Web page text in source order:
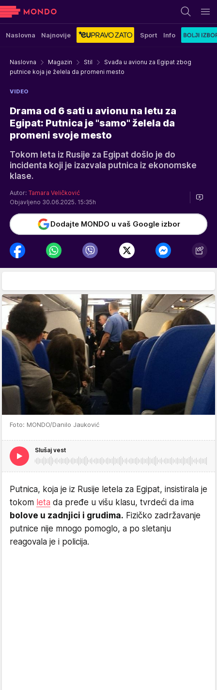
Naslovna Najnovije Sport Info
Naslovna Magazin Stil
Svađa u avionu za Egipat zbog
putnice koja je želela da promeni mesto
VIDEO
Drama od 6 sati u avionu na letu za
Egipat: Putnica je "samo" želela da
promeni svoje mesto
Tokom leta iz Rusije za Egipat došlo je do
incidenta koji je izazvala putnica iz ekonomske
klase.
Autor: Tamara Veličković
Objavljeno 30.06.2025. 15:35h
Dodajte MONDO u vaš Google izbor
Foto: MONDO/Danilo Jauković
Slušaj vest
Putnica, koja je iz Rusije letela za Egipat, insistirala je
tokom leta da pređe u višu klasu, tvrdeći da ima
bolove u zadnjici i grudima. Fizičko zadržavanje
putnice nije mnogo pomoglo, a po sletanju
reagovala je i policija.